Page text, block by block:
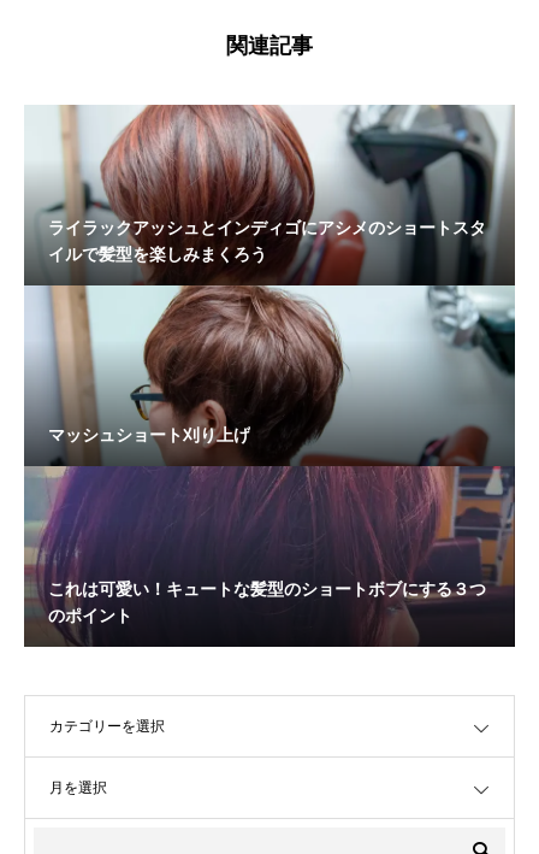
関連記事
ライラックアッシュとインディゴにアシメのショートスタ
イルで髪型を楽しみまくろう
マッシュショート刈り上げ
これは可愛い！キュートな髪型のショートボブにする３つ
のポイント